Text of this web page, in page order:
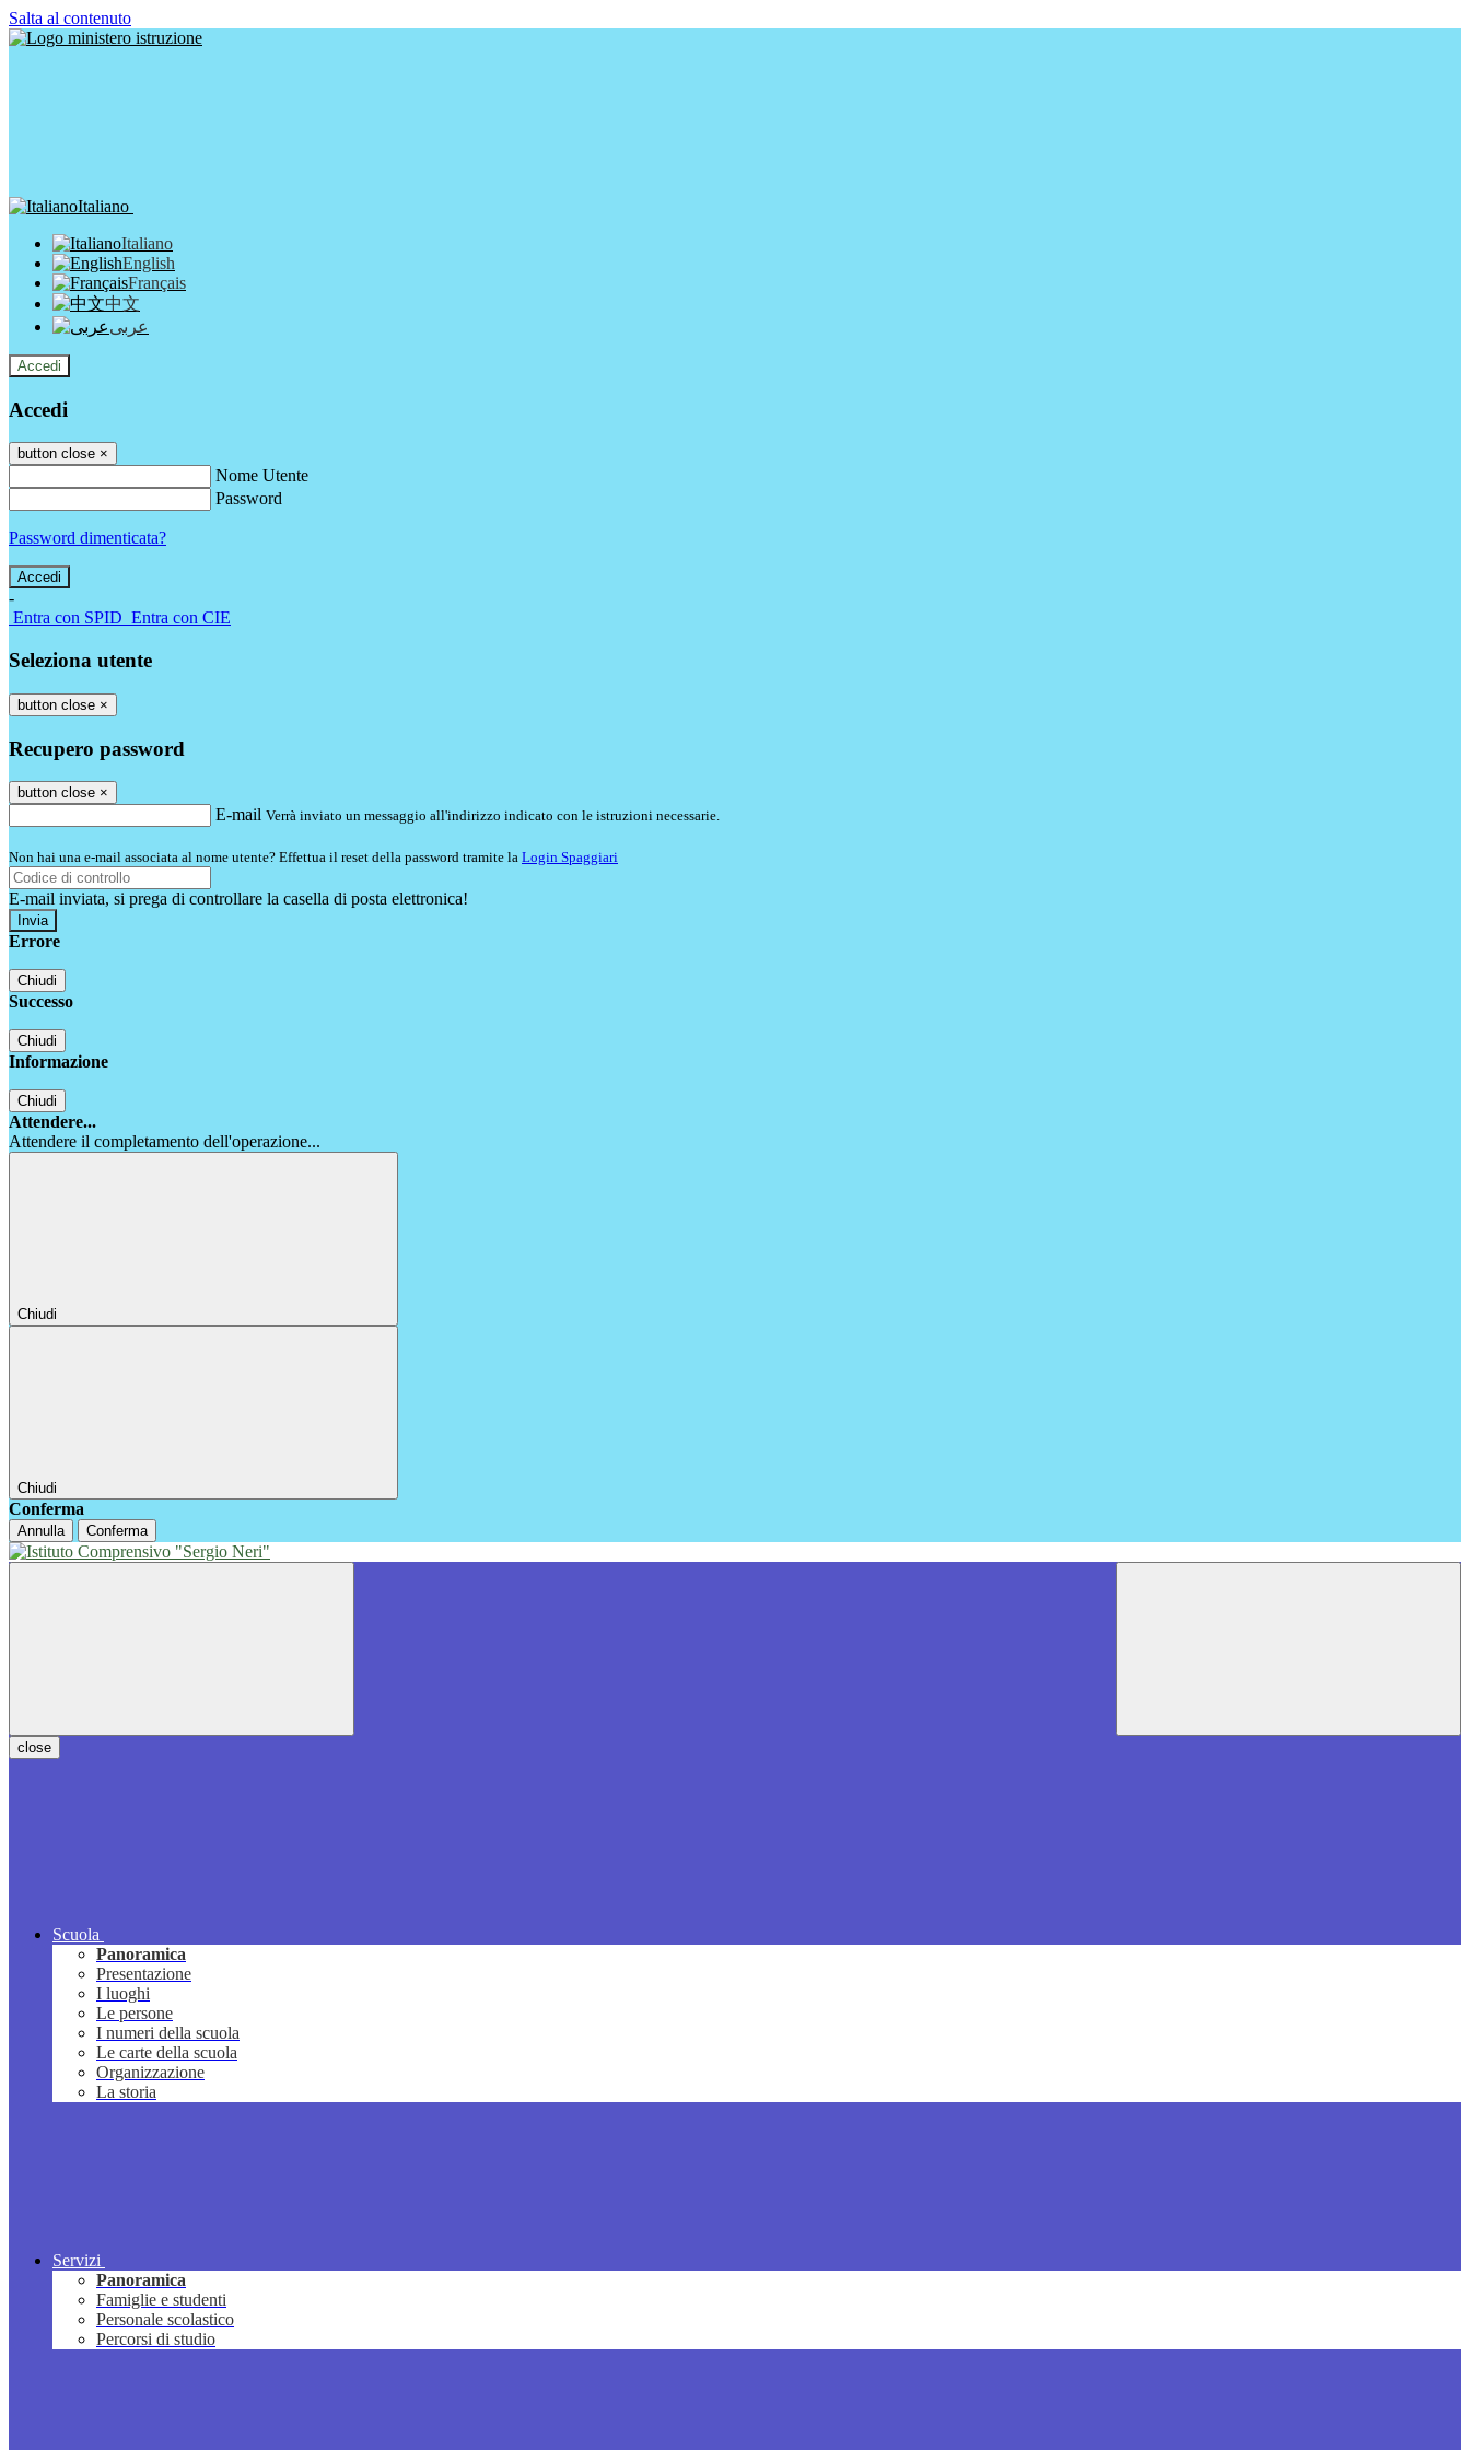
Salta al contenuto
Italiano
Italiano
English
Français
中文
عربى
Accedi
Accedi
button close ×
Nome Utente
Password
Password dimenticata?
-
Entra con SPID Entra con CIE
Seleziona utente
button close ×
Recupero password
button close ×
E-mail Verrà inviato un messaggio all'indirizzo indicato con le istruzioni necessarie.
Non hai una e-mail associata al nome utente? Effettua il reset della password tramite la Login Spaggiari
E-mail inviata, si prega di controllare la casella di posta elettronica!
Errore
Chiudi
Successo
Chiudi
Informazione
Chiudi
Attendere...
Attendere il completamento dell'operazione...
Chiudi
Chiudi
Conferma
Annulla Conferma
close
Scuola
Panoramica
Presentazione
I luoghi
Le persone
I numeri della scuola
Le carte della scuola
Organizzazione
La storia
Servizi
Panoramica
Famiglie e studenti
Personale scolastico
Percorsi di studio